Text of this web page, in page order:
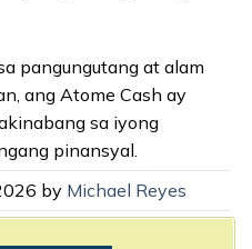
pangungutang at alam
ang Atome Cash ay
sa iyong
pinansyal.
by Michael Reyes